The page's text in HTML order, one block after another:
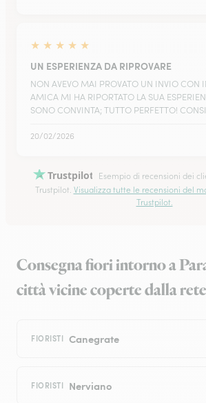
★ ★ ★ ★ ★
UN ESPERIENZA DA RIPROVARE
NON AVEVO MAI PROVATO UN INVIO CON
AMICA MI HA RIPORTATO LA SUA
SONO CONVINTA; TUTTO PERFETTO!
20/02/2026
Trustpilot
Esempio di recensioni dei
Trustpilot. Visualizza tutte le recensioni del
Trustpilot.
Consegna fiori intorno a
città vicine coperte dalla
FIORISTI Canegrate
FIORISTI Nerviano